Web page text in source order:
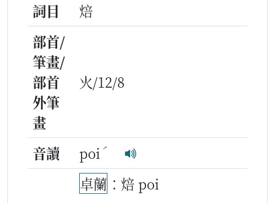
詞目
焙
部首/
筆畫/
部首
外筆
畫
火/12/8
音讀 poi ˊ
卓蘭 ：焙 poi